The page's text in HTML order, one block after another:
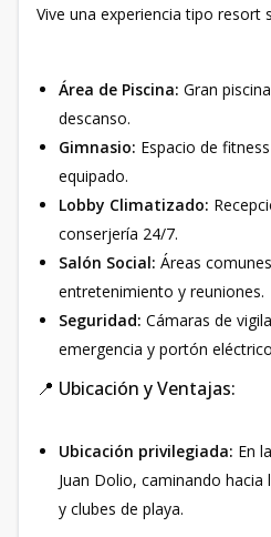
Vive una experiencia tipo resort
Área de Piscina: Gran
descanso.
Gimnasio: Espacio de
equipado.
Lobby Climatizado:
conserjería 24/7.
Salón Social: Áreas
entretenimiento y reuniones.
Seguridad: Cámaras de
emergencia y portón
📍 Ubicación y Ventajas:
Ubicación privilegiada: En
Juan Dolio, caminando
y clubes de playa.